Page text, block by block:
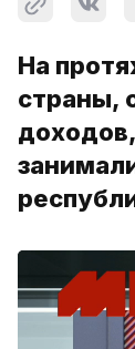
На
страны,